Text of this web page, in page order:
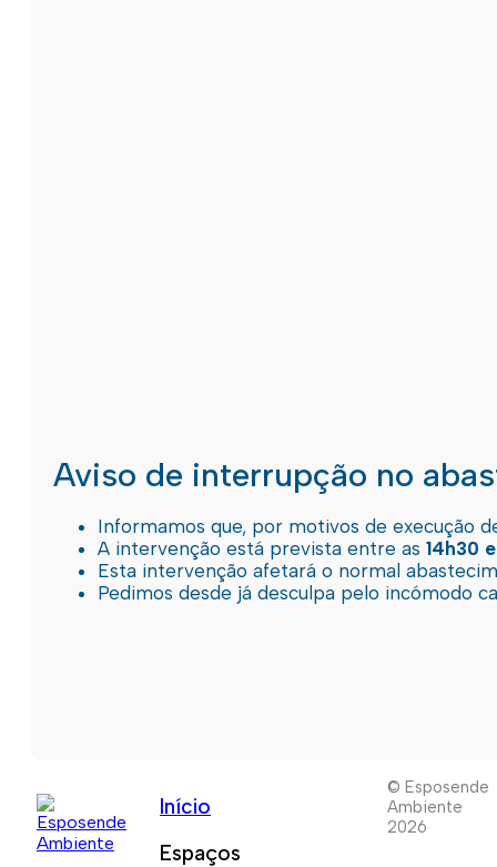
Aviso de interrupção no
Informamos que, por motivos de execução
A intervenção está prevista entre as 14h30
Esta intervenção afetará o normal
Pedimos desde já desculpa pelo incómodo
Início
Espaços
© Esposende
Ambiente
2026